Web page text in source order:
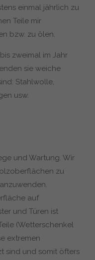
einmal jährlich zu
Teile mir
bzw. zu ölen.
zweimal im Jahr
sie weiche
Stahlwolle,
usw.
und Wartung. Wir
zu
auf
und Türen ist
(Wetterschenkel
extremen
sind und somit öfters